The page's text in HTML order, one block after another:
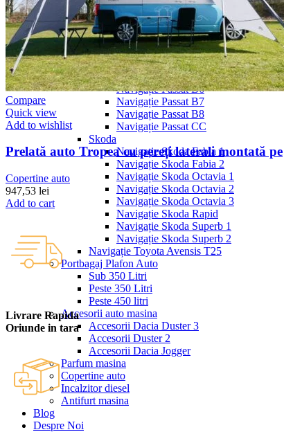
Navigație Mercedes W204
Navigație Mercedes W211
Navigație Mercedes Sprinter
Passat
Navigație Passat B5
Navigație Passat B5 5
Navigație Passat B6
Navigație Passat B7
Navigație Passat B8
Navigație Passat CC
Skoda
Navigație Skoda Fabia 1
Navigație Skoda Fabia 2
Navigație Skoda Octavia 1
Navigație Skoda Octavia 2
Navigație Skoda Octavia 3
Navigație Skoda Rapid
Navigație Skoda Superb 1
Navigație Skoda Superb 2
Navigație Toyota Avensis T25
Portbagaj Plafon Auto
Sub 350 Litri
Peste 350 Litri
Peste 450 litri
Accesorii auto masina
Accesorii Dacia Duster 3
Accesorii Duster 2
Accesorii Dacia Jogger
Parfum masina
Copertine auto
Incalzitor diesel
Antifurt masina
Blog
Despre Noi
Compare
Quick view
Add to wishlist
Prelată auto Tropea cu pereți laterali montată pe
Copertine auto
947,53 lei
Add to cart
Livrare Rapida
Oriunde in tara